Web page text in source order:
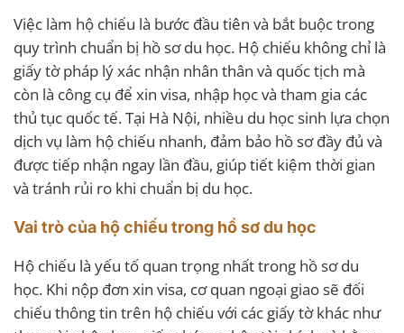
Việc làm hộ chiếu là bước đầu tiên và bắt buộc trong
quy trình chuẩn bị hồ sơ du học. Hộ chiếu không chỉ là
giấy tờ pháp lý xác nhận nhân thân và quốc tịch mà
còn là công cụ để xin visa, nhập học và tham gia các
thủ tục quốc tế. Tại Hà Nội, nhiều du học sinh lựa chọn
dịch vụ làm hộ chiếu nhanh, đảm bảo hồ sơ đầy đủ và
được tiếp nhận ngay lần đầu, giúp tiết kiệm thời gian
và tránh rủi ro khi chuẩn bị du học.
Vai trò của hộ chiếu trong hồ sơ du học
Hộ chiếu là yếu tố quan trọng nhất trong hồ sơ du
học. Khi nộp đơn xin visa, cơ quan ngoại giao sẽ đối
chiếu thông tin trên hộ chiếu với các giấy tờ khác như